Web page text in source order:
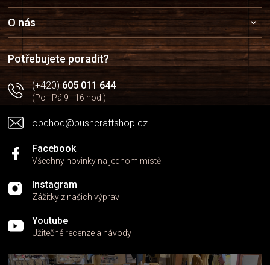
a
t
í
O nás
Potřebujete poradit?
(+420)605 011 644
(Po - Pá 9 - 16 hod.)
obchod@bushcraftshop.cz
Facebook
Všechny novinky na jednom místě
Instagram
Zážitky z našich výprav
Youtube
Užitečné recenze a návody